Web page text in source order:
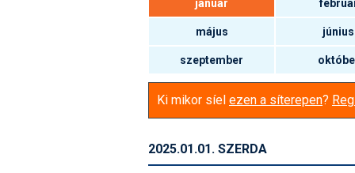
január
május június
szeptember
Ki mikor síel ezen a síterepen?
2025.01.01. SZERDA